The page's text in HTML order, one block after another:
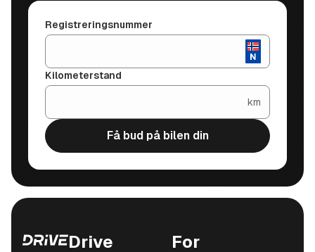
av Norges største verkstedkjeder.
Å kjøpe bil er for de fleste en stor investering. Derfor er
vi opptatt av at du skal føle deg trygg når du kjøper
brukbil av oss og har derfor konseptet Sulland
TRYGGHET. Les mer om vårt bruktbilprogram her:
https://www.sulland.no/slik-kjoper-du-bruktbil-trygt
Registreringsnummer
Kilometerstand
km
Få bud på bilen din
Drive
For